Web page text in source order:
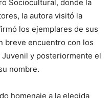
Sociocultural, donde la
la autora visitó la
los ejemplares de sus
breve encuentro con los
y posteriormente el
nombre.
homenaje a la elegida